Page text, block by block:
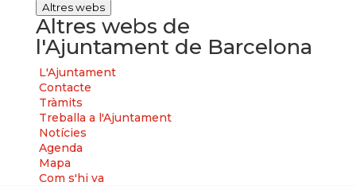
Altres webs
Altres webs de
l'Ajuntament de Barcelona
L'Ajuntament
Contacte
Tràmits
Treballa a l'Ajuntament
Notícies
Agenda
Mapa
Com s'hi va